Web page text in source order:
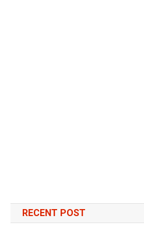
RECENT POST